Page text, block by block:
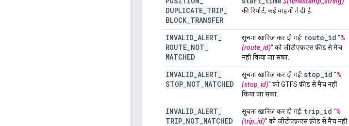
DUPLICATE TRIP
BLOCK TRANSFER
की रिपोर्ट, कई वाहनों ने दी है.
INVALID ALERT
ROUTE NOT
MATCHED
सूचना खारिज कर दी गई: route id "%
(route_id)" को जीटीएफ़एस फ़ीड से मैच
नहीं किया जा सका.
INVALID ALERT
STOP NOT MATCHED
सूचना खारिज कर दी गई: stop id "%
(stop_id)" को GTFS फ़ीड से मैच नहीं
किया जा सका.
INVALID ALERT
TRIP NOT MATCHED
सूचना खारिज कर दी गई: trip id "%
(trip_id)" को जीटीएफ़एस फ़ीड से मैच नहीं